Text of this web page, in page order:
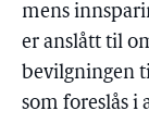
mens
er anslått til
bevilgningen
som foreslås